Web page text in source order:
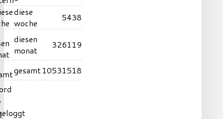
diese
woche
5438
diesen
monat
326119
gesamt10531518